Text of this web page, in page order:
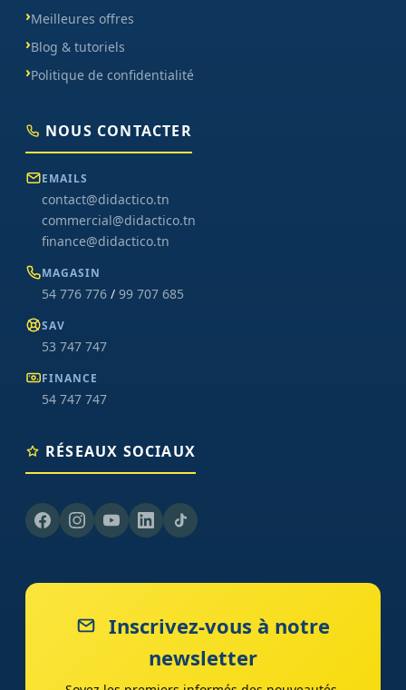
Meilleures offres
Blog & tutoriels
Politique de confidentialité
NOUS CONTACTER
EMAILS
contact@didactico.tn
commercial@didactico.tn
finance@didactico.tn
MAGASIN
54 776 776 / 99 707 685
SAV
53 747 747
FINANCE
54 747 747
RÉSEAUX SOCIAUX
Inscrivez-vous à notre
newsletter